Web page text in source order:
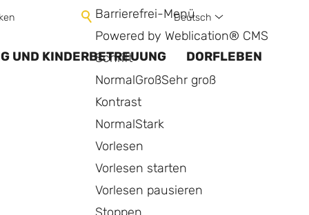
Barrierefrei-Menü
Powered by Weblication® CMS
Schrift
NormalGroßSehr groß
Kontrast
NormalStark
Vorlesen
Vorlesen starten
Vorlesen pausieren
Deutsch
UND KINDERBETREUUNG DORFLEBEN